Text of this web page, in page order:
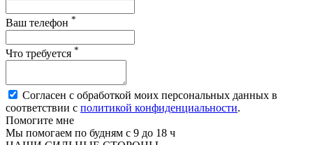
Ваш телефон *
Что требуется *
Согласен с обработкой моих персональных данных в
соответствии с политикой конфиденциальности.
Помогите мне
Мы помогаем по будням с 9 до 18 ч